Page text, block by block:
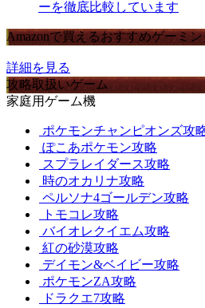
ーを徹底比較しています
Amazonで買えるおすすめゲーミ
詳細を見る
攻略取扱いゲーム
家庭用ゲーム機
ポケモンチャンピオンズ攻
ぽこあポケモン攻略
スプラレイダース攻略
時のオカリナ攻略
ペルソナ4ゴールデン攻略
トモコレ攻略
バイオレクイエム攻略
紅の砂漠攻略
デイモン&ベイビー攻略
ポケモンZA攻略
ドラクエ7攻略